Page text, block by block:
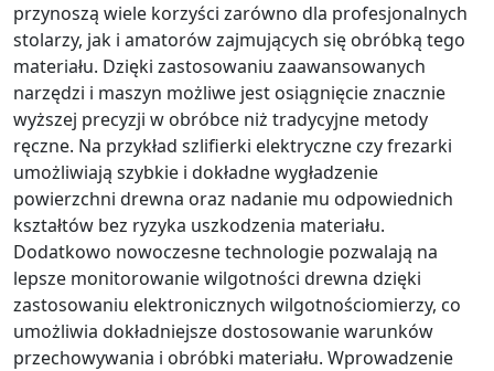
przynoszą wiele korzyści zarówno dla profesjonalnych
stolarzy, jak i amatorów zajmujących się obróbką tego
materiału. Dzięki zastosowaniu zaawansowanych
narzędzi i maszyn możliwe jest osiągnięcie znacznie
wyższej precyzji w obróbce niż tradycyjne metody
ręczne. Na przykład szlifierki elektryczne czy frezarki
umożliwiają szybkie i dokładne wygładzenie
powierzchni drewna oraz nadanie mu odpowiednich
kształtów bez ryzyka uszkodzenia materiału.
Dodatkowo nowoczesne technologie pozwalają na
lepsze monitorowanie wilgotności drewna dzięki
zastosowaniu elektronicznych wilgotnościomierzy, co
umożliwia dokładniejsze dostosowanie warunków
przechowywania i obróbki materiału. Wprowadzenie